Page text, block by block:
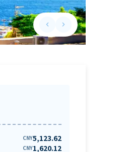
keyboard_arrow_leftPrevious slide
keyboard_arrow_rightNext slide
CNY5,123.62
CNY1,620.12